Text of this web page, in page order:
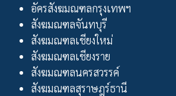
อัครสังฆมณฑลกรุงเทพฯ
สังฆมณฑลจันทบุรี
สังฆมณฑลเชียงใหม่
สังฆมณฑลเชียงราย
สังฆมณฑลนครสวรรค์
สังฆมณฑลสุราษฎร์ธานี